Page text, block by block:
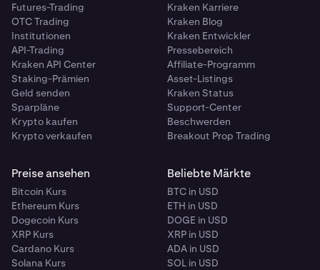
Futures-Trading
OTC Trading
Institutionen
API-Trading
Kraken API Center
Staking-Prämien
Geld senden
Sparpläne
Krypto kaufen
Krypto verkaufen
Kraken Karriere
Kraken Blog
Kraken Entwickler
Pressebereich
Affiliate-Programm
Asset-Listings
Kraken Status
Support-Center
Beschwerden
Breakout Prop Trading
Preise ansehen
Bitcoin Kurs
Ethereum Kurs
Dogecoin Kurs
XRP Kurs
Cardano Kurs
Solana Kurs
Beliebte Märkte
BTC in USD
ETH in USD
DOGE in USD
XRP in USD
ADA in USD
SOL in USD